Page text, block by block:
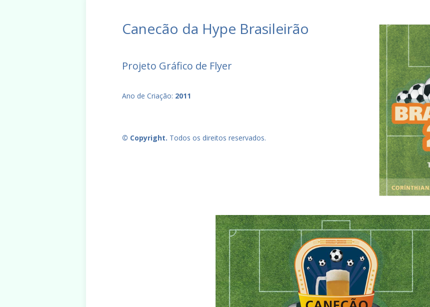
Canecão da Hype Brasileirão
Projeto Gráfico de Flyer
Ano de Criação: 2011
© Copyright. Todos os direitos reservados.